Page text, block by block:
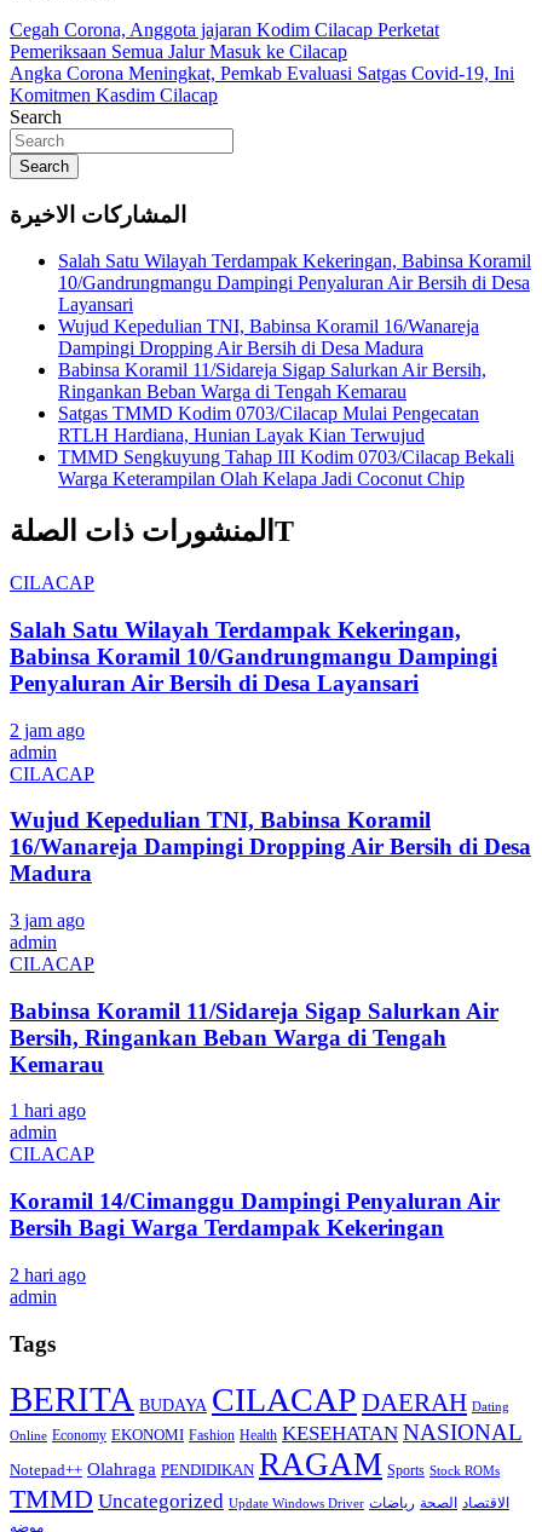
Navigasi
pos
Cegah Corona, Anggota jajaran Kodim Cilacap Perketat
Pemeriksaan Semua Jalur Masuk ke Cilacap
Angka Corona Meningkat, Pemkab Evaluasi Satgas Covid-19, Ini
Komitmen Kasdim Cilacap
Search
Search
المشاركات الاخيرة
Salah Satu Wilayah Terdampak Kekeringan, Babinsa Koramil
10/Gandrungmangu Dampingi Penyaluran Air Bersih di Desa
Layansari
Wujud Kepedulian TNI, Babinsa Koramil 16/Wanareja
Dampingi Dropping Air Bersih di Desa Madura
Babinsa Koramil 11/Sidareja Sigap Salurkan Air Bersih,
Ringankan Beban Warga di Tengah Kemarau
Satgas TMMD Kodim 0703/Cilacap Mulai Pengecatan
RTLH Hardiana, Hunian Layak Kian Terwujud
TMMD Sengkuyung Tahap III Kodim 0703/Cilacap Bekali
Warga Keterampilan Olah Kelapa Jadi Coconut Chip
المنشورات ذات الصلةT
CILACAP
Salah Satu Wilayah Terdampak Kekeringan,
Babinsa Koramil 10/Gandrungmangu Dampingi
Penyaluran Air Bersih di Desa Layansari
2 jam ago
admin
CILACAP
Wujud Kepedulian TNI, Babinsa Koramil
16/Wanareja Dampingi Dropping Air Bersih di Desa
Madura
3 jam ago
admin
CILACAP
Babinsa Koramil 11/Sidareja Sigap Salurkan Air
Bersih, Ringankan Beban Warga di Tengah
Kemarau
1 hari ago
admin
CILACAP
Koramil 14/Cimanggu Dampingi Penyaluran Air
Bersih Bagi Warga Terdampak Kekeringan
2 hari ago
admin
Tags
BERITA BUDAYA CILACAP DAERAH Dating
Online Economy EKONOMI Fashion Health KESEHATAN NASIONAL
Notepad++ Olahraga PENDIDIKAN RAGAM Sports Stock ROMs
TMMD Uncategorized Update Windows Driver الاقتصاد الصحة رياضات
موضه